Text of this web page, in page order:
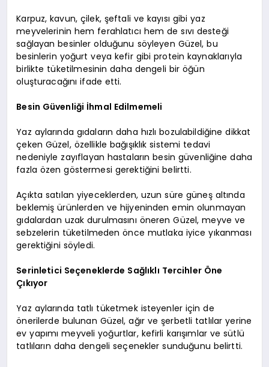
Karpuz, kavun, çilek, şeftali ve kayısı gibi yaz
meyvelerinin hem ferahlatıcı hem de sıvı desteği
sağlayan besinler olduğunu söyleyen Güzel, bu
besinlerin yoğurt veya kefir gibi protein kaynaklarıyla
birlikte tüketilmesinin daha dengeli bir öğün
oluşturacağını ifade etti.
Besin Güvenliği İhmal Edilmemeli
Yaz aylarında gıdaların daha hızlı bozulabildiğine dikkat
çeken Güzel, özellikle bağışıklık sistemi tedavi
nedeniyle zayıflayan hastaların besin güvenliğine daha
fazla özen göstermesi gerektiğini belirtti.
Açıkta satılan yiyeceklerden, uzun süre güneş altında
beklemiş ürünlerden ve hijyeninden emin olunmayan
gıdalardan uzak durulmasını öneren Güzel, meyve ve
sebzelerin tüketilmeden önce mutlaka iyice yıkanması
gerektiğini söyledi.
Serinletici Seçeneklerde Sağlıklı Tercihler Öne
Çıkıyor
Yaz aylarında tatlı tüketmek isteyenler için de
önerilerde bulunan Güzel, ağır ve şerbetli tatlılar yerine
ev yapımı meyveli yoğurtlar, kefirli karışımlar ve sütlü
tatlıların daha dengeli seçenekler sunduğunu belirtti.